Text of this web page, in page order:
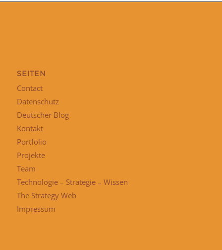
SEITEN
Contact
Datenschutz
Deutscher Blog
Kontakt
Portfolio
Projekte
Team
Technologie – Strategie – Wissen
The Strategy Web
Impressum